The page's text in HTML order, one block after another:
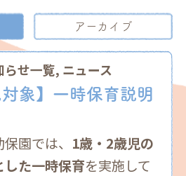
アーカイブ
らせ一覧, ニュース
対象】一時保育説明
園では、 1歳・2歳児の
た一時保育を実施して